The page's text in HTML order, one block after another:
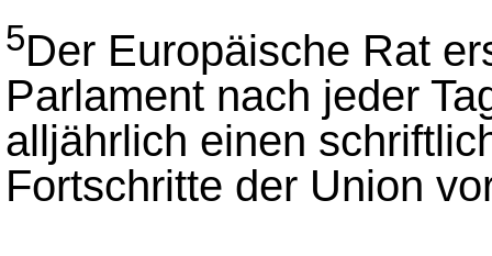
5Der Europäische Rat
Parlament nach jeder
alljährlich einen
Fortschritte der Union